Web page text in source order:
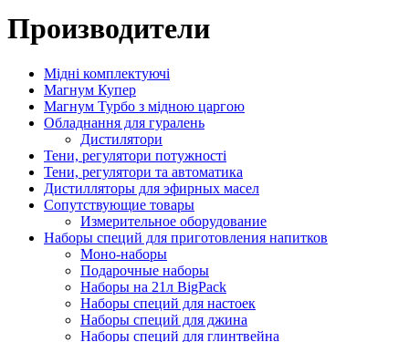
Производители
Мідні комплектуючі
Магнум Купер
Магнум Турбо з мідною царгою
Обладнання для гуралень
Дистилятори
Тени, регулятори потужності
Тени, регулятори та автоматика
Дистилляторы для эфирных масел
Сопутствующие товары
Измерительное оборудование
Наборы специй для приготовления напитков
Моно-наборы
Подарочные наборы
Наборы на 21л BigPack
Наборы специй для настоек
Наборы специй для джина
Наборы специй для глинтвейна